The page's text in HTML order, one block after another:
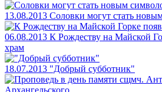
13.08.2013 Соловки могут стать
06.08.2013 К Рождеству на Майской
храм
18.07.2013 "Добрый субботник"